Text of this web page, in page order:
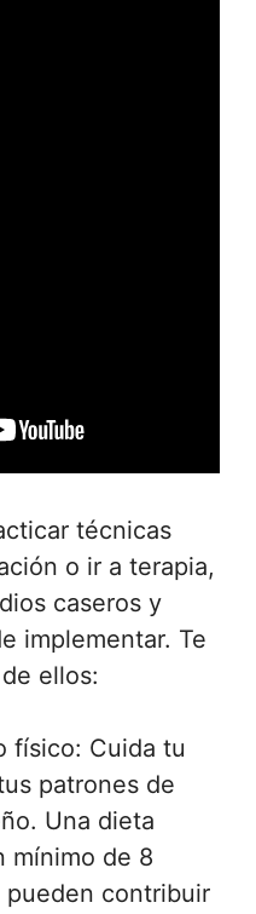
técnicas
o ir a terapia,
caseros y
implementar. Te
ellos:
físico: Cuida tu
patrones de
Una dieta
mínimo de 8
pueden contribuir